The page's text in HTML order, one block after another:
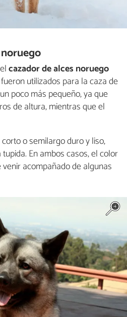
cazador de alces noruego
utilizados para la caza de
poco más pequeño, ya que
de altura, mientras que el
o semilargo duro y liso,
En ambos casos, el color
acompañado de algunas